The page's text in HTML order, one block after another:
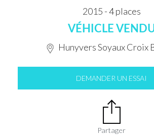
2015 - 4 places
VÉHICLE
Hunyvers Soyaux Croix
DEMANDER UN ESSAI
Partager